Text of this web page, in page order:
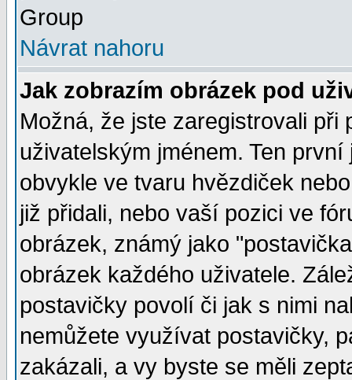
Group
Návrat nahoru
Jak zobrazím obrázek pod
Možná, že jste zaregistrovali
uživatelským jménem. Ten
obvykle ve tvaru hvězdiček
již přidali, nebo vaší pozici ve
obrázek, známý jako
obrázek každého uživatele.
postavičky povolí či jak s nimi
nemůžete využívat postavičky,
zakázali, a vy byste se měli